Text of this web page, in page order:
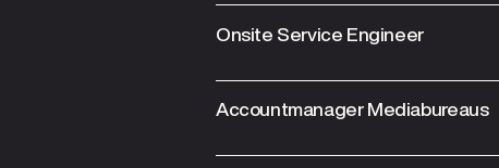
Onsite Service Engineer
Accountmanager Mediabureaus